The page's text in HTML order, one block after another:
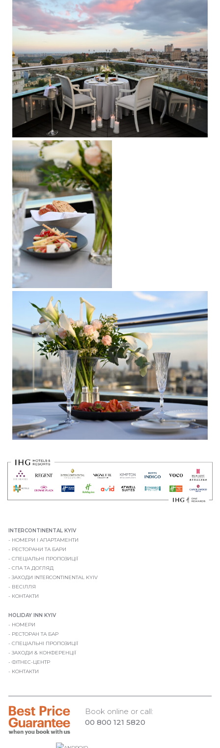
INTERCONTINENTAL KYIV
НОМЕРИ І АПАРТАМЕНТИ
РЕСТОРАНИ ТА БАРИ
СПЕЦІАЛЬНІ ПРОПОЗИЦІЇ
СПА ТА ДОГЛЯД
ЗАХОДИ INTERCONTINENTAL KYIV
ВЕСІЛЛЯ
КОНТАКТИ
HOLIDAY INN KYIV
НОМЕРИ
РЕСТОРАН ТА БАР
СПЕЦІАЛЬНІ ПРОПОЗИЦІЇ
ЗАХОДИ & КОНФЕРЕНЦІЇ
ФІТНЕС-ЦЕНТР
КОНТАКТИ
Book online or call:
00 800 121 5820